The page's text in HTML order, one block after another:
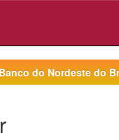
do Nordeste do